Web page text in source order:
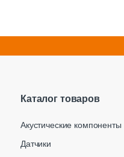
Каталог товаров
Акустические компоненты
Датчики